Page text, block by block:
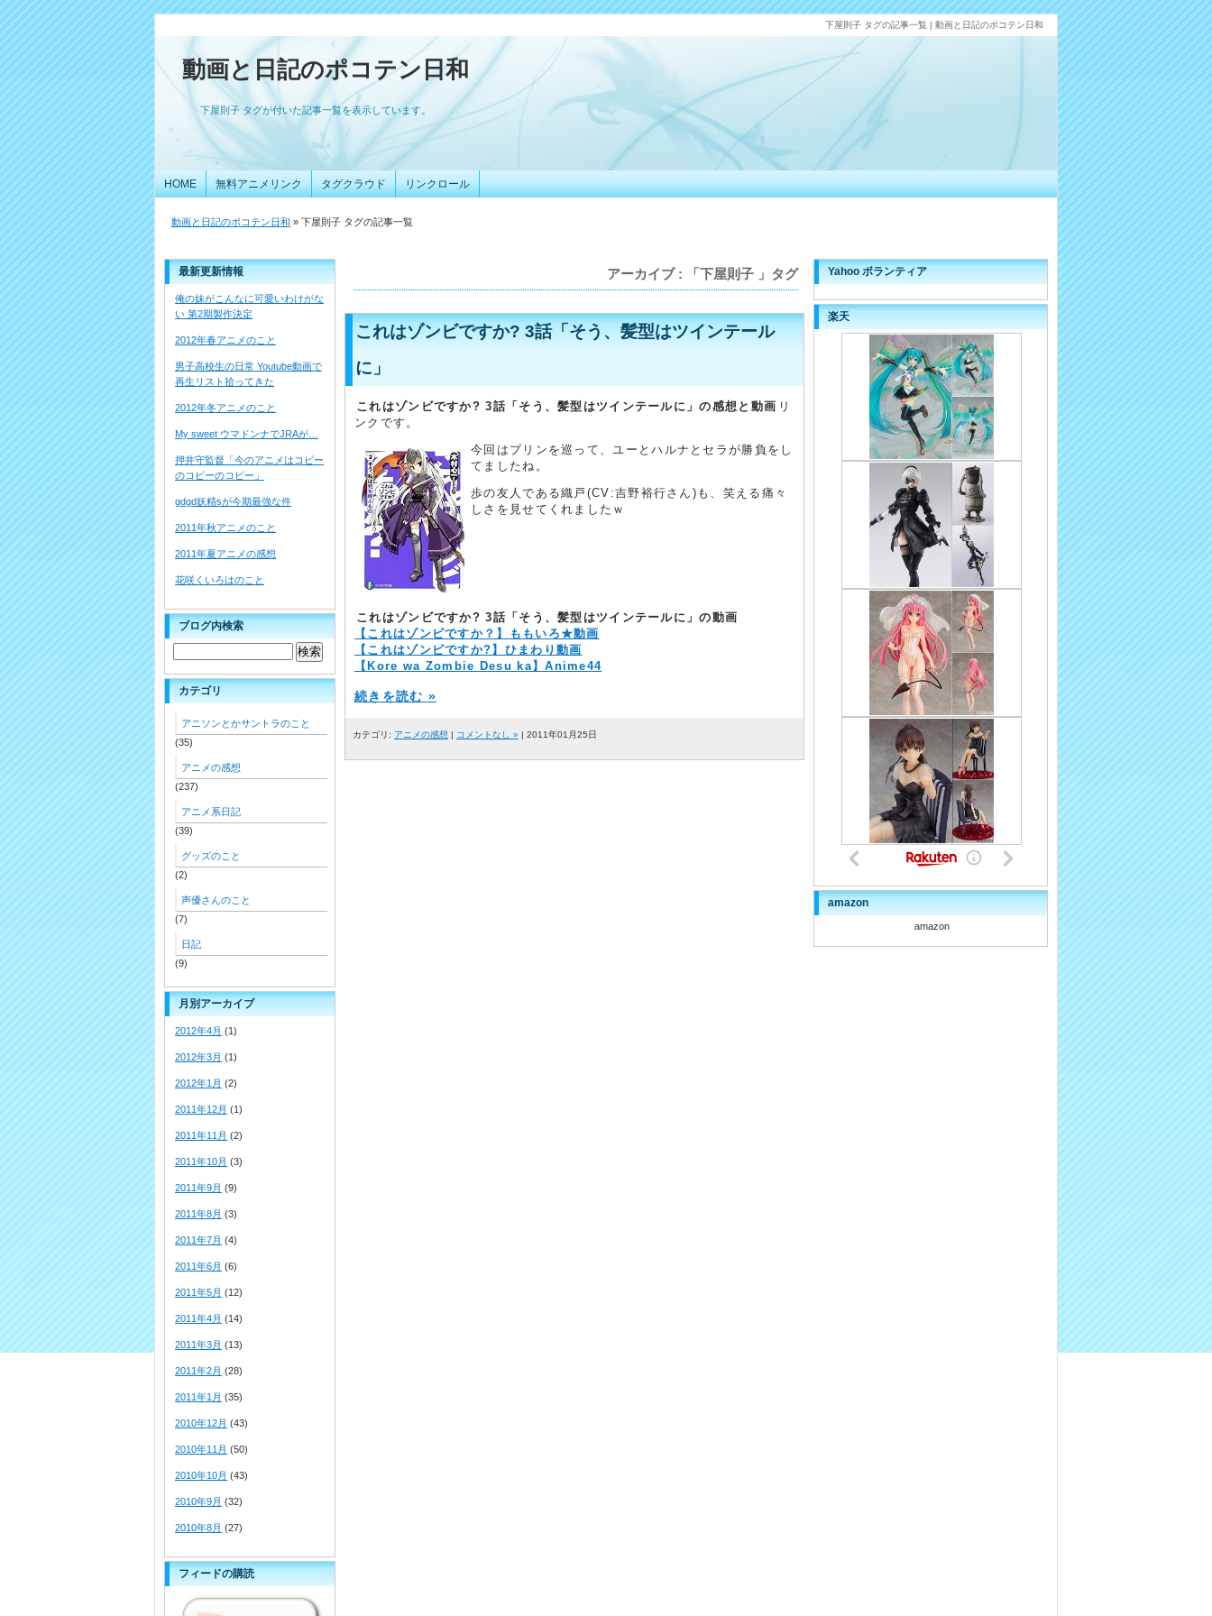
下屋則子 タグの記事一覧 | 動画と日記のポコテン日和
動画と日記のポコテン日和
下屋則子 タグが付いた記事一覧を表示しています。
動画と日記のポコテン日和 » 下屋則子 タグの記事一覧
アーカイブ : 「下屋則子 」タグ
これはゾンビですか? 3話「そう、髪型はツインテール
に」
これはゾンビですか? 3話「そう、髪型はツインテールに」の感想と動画 リ
ンクです。
今回はプリンを巡って、ユーとハルナとセラが勝負をし
てましたね。
歩の友人である織戸(CV:吉野裕行さん)も、笑える痛々
しさを見せてくれましたｗ
これはゾンビですか? 3話「そう、髪型はツインテールに」の動画
【これはゾンビですか？】ももいろ★動画
【これはゾンビですか?】ひまわり動画
【Kore wa Zombie Desu ka】Anime44
続きを読む »
カテゴリ: アニメの感想 | コメントなし » | 2011年01月25日
最新更新情報
俺の妹がこんなに可愛いわけがな
い 第2期製作決定
2012年春アニメのこと
男子高校生の日常 Youtube動画で
再生リスト拾ってきた
2012年冬アニメのこと
My sweet ウマドンナでJRAが…
押井守監督「今のアニメはコピー
のコピーのコピー」
gdgd妖精sが今期最強な件
2011年秋アニメのこと
2011年夏アニメの感想
花咲くいろはのこと
ブログ内検索
カテゴリ
アニソンとかサントラのこと
(35)
アニメの感想
(237)
アニメ系日記
(39)
グッズのこと
(2)
声優さんのこと
(7)
日記
(9)
月別アーカイブ
2012年4月 (1)
2012年3月 (1)
2012年1月 (2)
2011年12月 (1)
2011年11月 (2)
2011年10月 (3)
2011年9月 (9)
2011年8月 (3)
2011年7月 (4)
2011年6月 (6)
2011年5月 (12)
2011年4月 (14)
2011年3月 (13)
2011年2月 (28)
2011年1月 (35)
2010年12月 (43)
2010年11月 (50)
2010年10月 (43)
2010年9月 (32)
2010年8月 (27)
フィードの購読
Yahoo ボランティア
楽天
amazon
amazon
HOME 無料アニメリンク タグクラウド リンクロール